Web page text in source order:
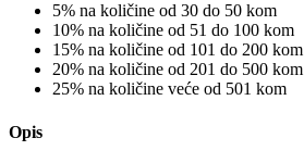
5% na količine od 30 do 50 kom
10% na količine od 51 do 100 kom
15% na količine od 101 do 200 kom
20% na količine od 201 do 500 kom
25% na količine veće od 501 kom
Opis